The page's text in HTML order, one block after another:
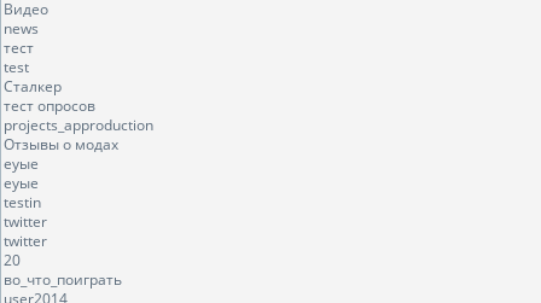
Видео
news
тест
test
Сталкер
тест опросов
projects_approduction
Отзывы о модах
еуые
еуые
testin
twitter
twitter
20
во_что_поиграть
user2014